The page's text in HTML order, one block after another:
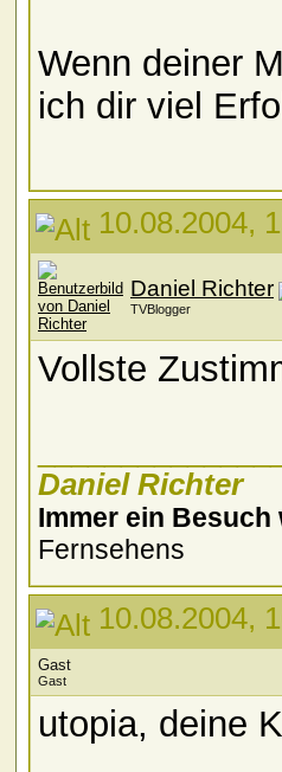
Wenn deiner
ich dir viel
10.08.2004,
Daniel Richter
TVBlogger
Vollste
Daniel Richter
Immer ein Besuch
Fernsehens
10.08.2004,
Gast
Gast
utopia, deine